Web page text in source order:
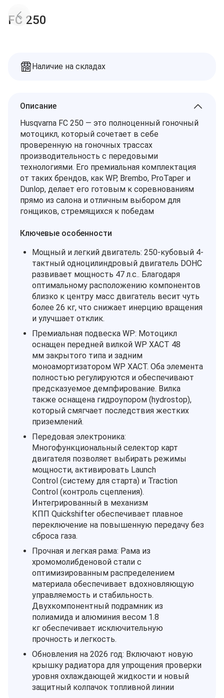
Доставка
Оплата
Заказы
Корзина
FC 250
Наличие на складах
Описание
Husqvarna FC 250 — это полноценный гоночный
мотоцикл, который сочетает в себе
проверенную на гоночных трассах
производительность с передовыми
технологиями. Его премиальная комплектация
от таких брендов, как WP, Brembo, ProTaper и
Dunlop, делает его готовым к соревнованиям
прямо из салона и отличным выбором для
гонщиков, стремящихся к победам
Ключевые особенности
Мощный и легкий двигатель: 250-кубовый 4-
тактный одноцилиндровый двигатель DOHC
развивает мощность 47 л.с.. Благодаря
оптимальному расположению компонентов
близко к центру масс двигатель весит чуть
более 26 кг, что снижает инерцию вращения
и улучшает отклик.
Премиальная подвеска WP: Мотоцикл
оснащен передней вилкой WP XACT 48
мм закрытого типа и задним
моноамортизатором WP XACT. Оба элемента
полностью регулируются и обеспечивают
предсказуемое демпфирование. Вилка
также оснащена гидроупором (hydrostop),
который смягчает последствия жестких
приземлений.
Передовая электроника:
Многофункциональный селектор карт
двигателя позволяет выбирать режимы
мощности, активировать Launch
Control (систему для старта) и Traction
Control (контроль сцепления).
Интегрированный в механизм
КПП Quickshifter обеспечивает плавное
переключение на повышенную передачу без
сброса газа.
Прочная и легкая рама: Рама из
хромомолибденовой стали с
оптимизированным распределением
материала обеспечивает вдохновляющую
управляемость и стабильность.
Двухкомпонентный подрамник из
полиамида и алюминия весом 1.8
кг обеспечивает исключительную
прочность и легкость.
Обновления на 2026 год: Включают новую
крышку радиатора для упрощения проверки
уровня охлаждающей жидкости и новый
защитный колпачок топливной линии